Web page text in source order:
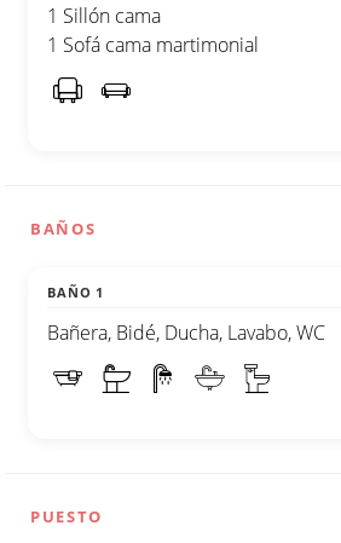
1 Sillón cama
1 Sofá cama martimonial
BAÑOS
BAÑO 1
Bañera, Bidé, Ducha, Lavabo, WC
PUESTO